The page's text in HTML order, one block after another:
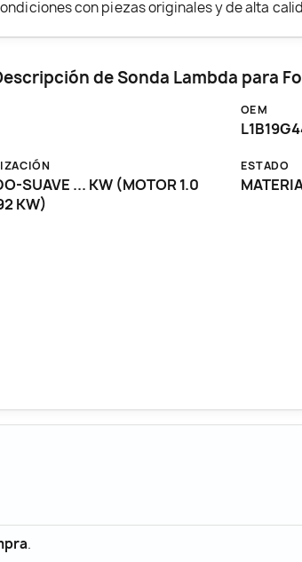
con piezas originales y de alta
de Sonda Lambda para
OEM
SUAVE ... KW (MOTOR 1.0
KW)
ESTADO
.